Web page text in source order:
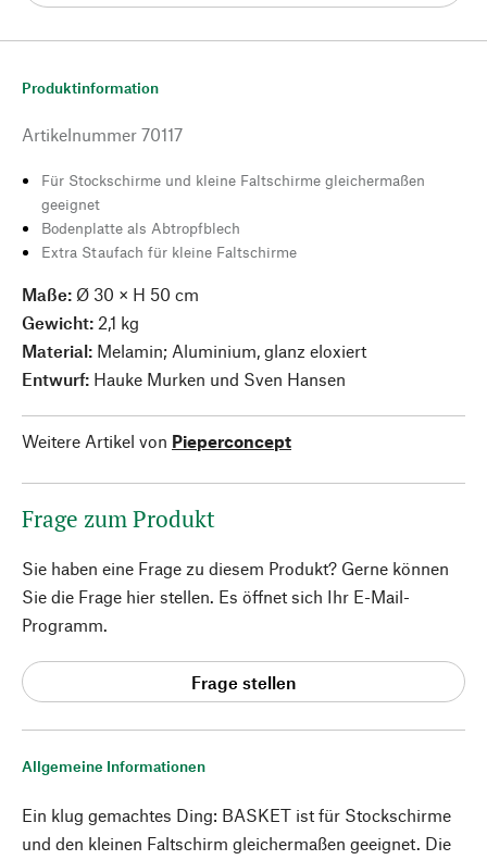
Allgemeine Informationen
Ein klug gemachtes Ding: BASKET ist für Stockschirme
und den kleinen Faltschirm gleichermaßen geeignet. Die
Produktinformation
Artikelnummer 70117
Für Stockschirme und kleine Faltschirme gleichermaßen
geeignet
Bodenplatte als Abtropfblech
Extra Staufach für kleine Faltschirme
Maße: Ø 30 × H 50 cm
Gewicht: 2,1 kg
Material: Melamin; Aluminium, glanz eloxiert
Entwurf: Hauke Murken und Sven Hansen
Weitere Artikel von Pieperconcept
Frage zum Produkt
Sie haben eine Frage zu diesem Produkt? Gerne können
Sie die Frage hier stellen. Es öffnet sich Ihr E-Mail-
Programm.
Frage stellen